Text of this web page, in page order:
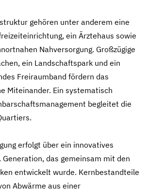
gehören unter anderem eine
ein Ärztehaus sowie
Nahversorgung. Großzügige
ein Landschaftspark und ein
Freiraumband fördern das
Miteinander. Ein systematisch
begleitet die
erfolgt über ein innovatives
das gemeinsam mit den
entwickelt wurde. Kernbestandteile
Abwärme aus einer